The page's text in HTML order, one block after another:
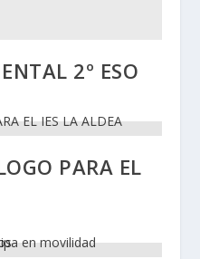
2º ESO
PARA EL